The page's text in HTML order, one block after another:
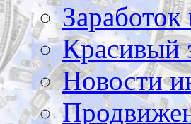
Заработок
Красивый
Новости